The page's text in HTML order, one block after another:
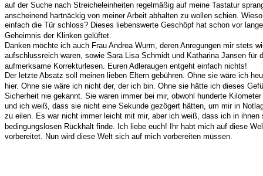
auf der Suche nach Streicheleinheiten regelmäßig auf meine Tastatur
anscheinend hartnäckig von meiner Arbeit abhalten zu wollen schien.
einfach die Tür schloss? Dieses liebenswerte Geschöpf hat schon vor
Geheimnis der Klinken gelüftet.
Danken möchte ich auch Frau Andrea Wurm, deren Anregungen mir stets
aufschlussreich waren, sowie Sara Lisa Schmidt und Katharina Jansen für
aufmerksame Korrekturlesen. Euren Adleraugen entgeht einfach nichts!
Der letzte Absatz soll meinen lieben Eltern gebühren. Ohne sie wäre ich
hier. Ohne sie wäre ich nicht der, der ich bin. Ohne sie hätte ich dieses
Sicherheit nie gekannt. Sie waren immer bei mir, obwohl hunderte
und ich weiß, dass sie nicht eine Sekunde gezögert hätten, um mir in
zu eilen. Es war nicht immer leicht mit mir, aber ich weiß, dass ich in ihnen
bedingungslosen Rückhalt finde. Ich liebe euch! Ihr habt mich auf diese
vorbereitet. Nun wird diese Welt sich auf mich vorbereiten müssen.